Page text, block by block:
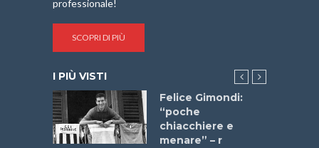
professionale!
SCOPRI DI PIÙ
I PIÙ VISTI
Felice Gimondi:
“poche
chiacchiere e
menare” – r